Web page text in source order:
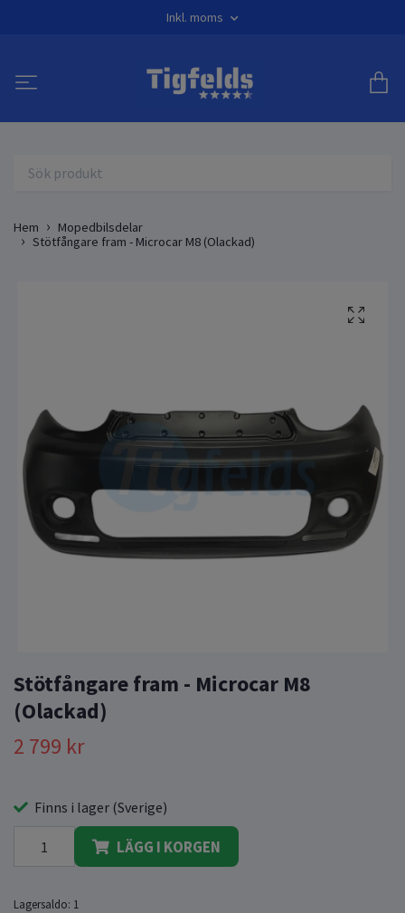
Inkl. moms
Hem
Mopedbilsdelar
Stötfångare fram - Microcar M8 (Olackad)
Stötfångare fram - Microcar M8
(Olackad)
2 799 kr
Finns i lager (Sverige)
LÄGG I KORGEN
Lagersaldo: 1